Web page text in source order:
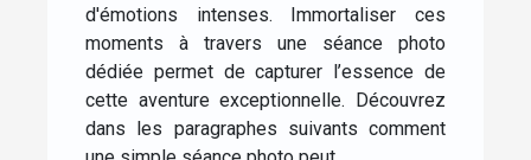
d'émotions intenses. Immortaliser ces
moments à travers une séance photo
dédiée permet de capturer l’essence de
cette aventure exceptionnelle. Découvrez
dans les paragraphes suivants comment